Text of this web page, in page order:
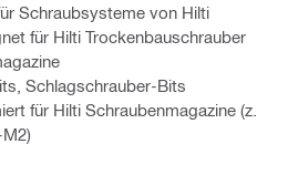
Schraubsysteme von Hilti
für Hilti Trockenbauschrauber
Schlagschrauber-Bits
für Hilti Schraubenmagazine (z.